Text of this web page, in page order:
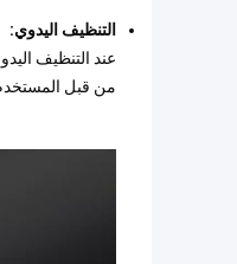
التنظيف اليدوي:
عند التنظيف
من قبل